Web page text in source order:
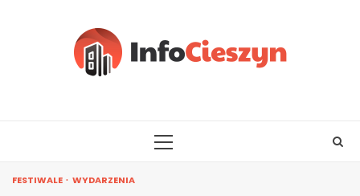
PRIMARY
FESTIWALE WYDARZENIA